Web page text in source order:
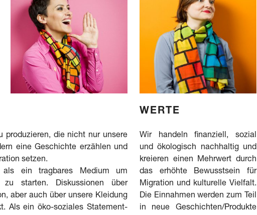
produzieren, die nicht nur unsere
eine Geschichte erzählen und
setzen.
ein tragbares Medium um
zu starten. Diskussionen über
aber auch über unsere Kleidung
Als ein öko-soziales Statement-
WERTE
Wir handeln finanziell, sozial
und ökologisch nachhaltig und
kreieren einen Mehrwert durch
das erhöhte Bewusstsein für
Migration und kulturelle Vielfalt.
Die Einnahmen werden zum Teil
in neue Geschichten/Produkte